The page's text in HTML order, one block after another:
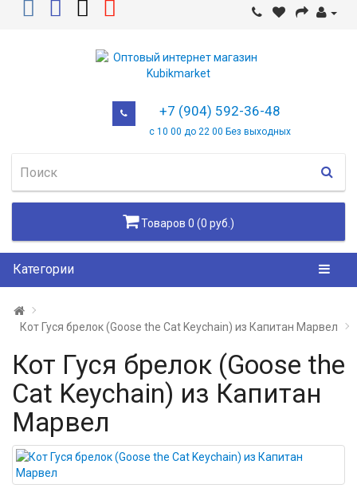
+7 (904) 592-36-48
с 10 00 до 22 00 Без выходных
Товаров 0 (0 руб.)
Категории
Кот Гуся брелок (Goose the Cat Keychain) из Капитан Марвел
Кот Гуся брелок (Goose the
Cat Keychain) из Капитан
Марвел